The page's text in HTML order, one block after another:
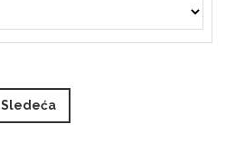
Sledeća